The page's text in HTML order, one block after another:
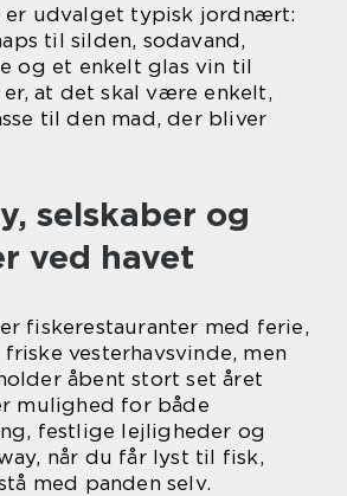
er udvalget typisk jordnært:
til silden, sodavand,
og et enkelt glas vin til
at det skal være enkelt,
til den mad, der bliver
selskaber og
ved havet
fiskerestauranter med ferie,
vesterhavsvinde, men
åbent stort set året
mulighed for både
festlige lejligheder og
når du får lyst til fisk,
med panden selv.